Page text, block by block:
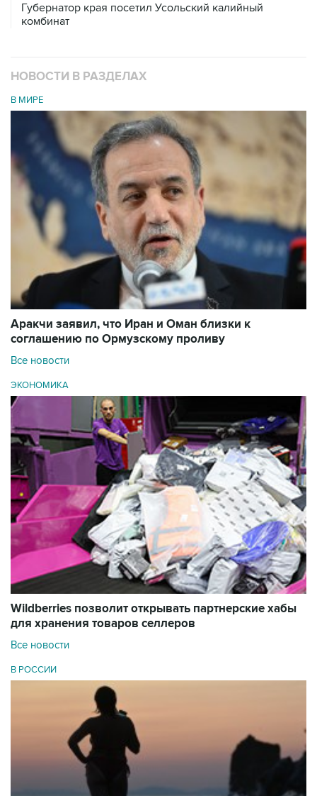
Губернатор края посетил Усольский калийный
комбинат
НОВОСТИ В РАЗДЕЛАХ
В МИРЕ
Аракчи заявил, что Иран и Оман близки к
соглашению по Ормузскому проливу
Все новости
ЭКОНОМИКА
Wildberries позволит открывать партнерские хабы
для хранения товаров селлеров
Все новости
В РОССИИ